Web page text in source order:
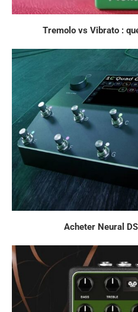
Tremolo vs Vibrato :
Acheter Neural